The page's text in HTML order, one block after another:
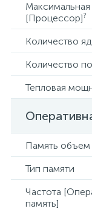
Максимальная
[Процессор]?
Количество
Количество
Тепловая
Память объем
Тип памяти
Частота
память]